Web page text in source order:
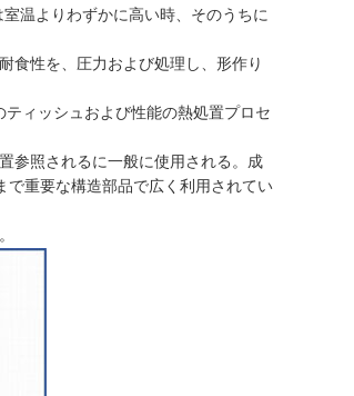
温よりわずかに高い時、そのうちに
食性を、圧力および処理し、形作り
ィッシュおよび性能の熱処置プロセ
参照されるに一般に使用される。成
で重要な構造部品で広く利用されてい